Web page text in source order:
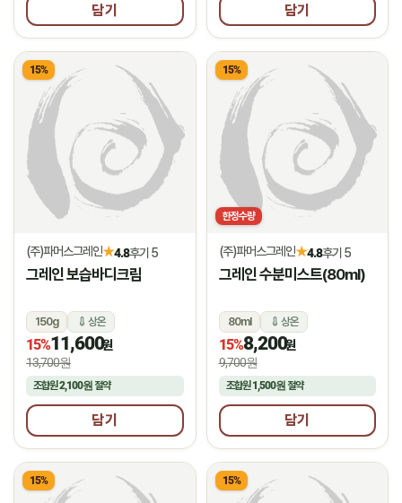
담기 담기
15%
(주)파머스그레인★4.8후기 5
그레인 보습바디크림
150g 상온
15%11,600원
13,700원
조합원2,100원 절약
담기
15%
한정수량
(주)파머스그레인★4.8후기 5
그레인 수분미스트(80ml)
80ml 상온
15%8,200원
9,700원
조합원1,500원절약
담기
15% 15%